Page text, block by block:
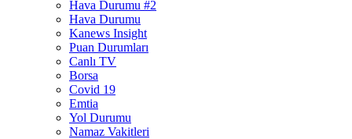
Hava Durumu #2
Hava Durumu
Kanews Insight
Puan Durumları
Canlı TV
Borsa
Covid 19
Emtia
Yol Durumu
Namaz Vakitleri